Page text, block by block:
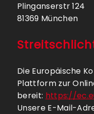
Plinganserstr 124
81369 München
Die Europäische
Plattform zur
bereit: https://
Unsere E-Mail-